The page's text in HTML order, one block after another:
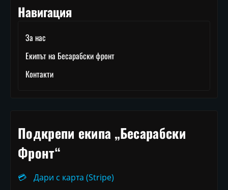
Навигация
За нас
Екипът на Бесарабски фронт
Контакти
Подкрепи екипа „Бесарабски
Фронт“
💳 Дари с карта (Stripe)